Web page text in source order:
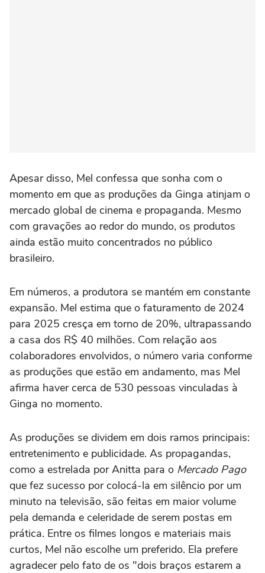
Apesar disso, Mel confessa que sonha com o
momento em que as produções da Ginga atinjam o
mercado global de cinema e propaganda. Mesmo
com gravações ao redor do mundo, os produtos
ainda estão muito concentrados no público
brasileiro.
Em números, a produtora se mantém em constante
expansão. Mel estima que o faturamento de 2024
para 2025 cresça em torno de 20%, ultrapassando
a casa dos R$ 40 milhões. Com relação aos
colaboradores envolvidos, o número varia conforme
as produções que estão em andamento, mas Mel
afirma haver cerca de 530 pessoas vinculadas à
Ginga no momento.
As produções se dividem em dois ramos principais:
entretenimento e publicidade. As propagandas,
como a estrelada por Anitta para o Mercado Pago
que fez sucesso por colocá-la em silêncio por um
minuto na televisão, são feitas em maior volume
pela demanda e celeridade de serem postas em
prática. Entre os filmes longos e materiais mais
curtos, Mel não escolhe um preferido. Ela prefere
agradecer pelo fato de os "dois braços estarem a